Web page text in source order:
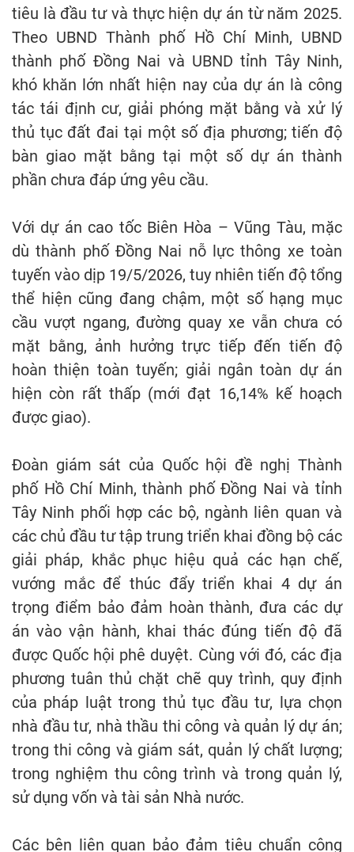
tiêu là đầu tư và thực hiện dự án từ năm 2025.
Theo UBND Thành phố Hồ Chí Minh, UBND
thành phố Đồng Nai và UBND tỉnh Tây Ninh,
khó khăn lớn nhất hiện nay của dự án là công
tác tái định cư, giải phóng mặt bằng và xử lý
thủ tục đất đai tại một số địa phương; tiến độ
bàn giao mặt bằng tại một số dự án thành
phần chưa đáp ứng yêu cầu.
Với dự án cao tốc Biên Hòa – Vũng Tàu, mặc
dù thành phố Đồng Nai nỗ lực thông xe toàn
tuyến vào dịp 19/5/2026, tuy nhiên tiến độ tổng
thể hiện cũng đang chậm, một số hạng mục
cầu vượt ngang, đường quay xe vẫn chưa có
mặt bằng, ảnh hưởng trực tiếp đến tiến độ
hoàn thiện toàn tuyến; giải ngân toàn dự án
hiện còn rất thấp (mới đạt 16,14% kế hoạch
được giao).
Đoàn giám sát của Quốc hội đề nghị Thành
phố Hồ Chí Minh, thành phố Đồng Nai và tỉnh
Tây Ninh phối hợp các bộ, ngành liên quan và
các chủ đầu tư tập trung triển khai đồng bộ các
giải pháp, khắc phục hiệu quả các hạn chế,
vướng mắc để thúc đẩy triển khai 4 dự án
trọng điểm bảo đảm hoàn thành, đưa các dự
án vào vận hành, khai thác đúng tiến độ đã
được Quốc hội phê duyệt. Cùng với đó, các địa
phương tuân thủ chặt chẽ quy trình, quy định
của pháp luật trong thủ tục đầu tư, lựa chọn
nhà đầu tư, nhà thầu thi công và quản lý dự án;
trong thi công và giám sát, quản lý chất lượng;
trong nghiệm thu công trình và trong quản lý,
sử dụng vốn và tài sản Nhà nước.
Các bên liên quan bảo đảm tiêu chuẩn công